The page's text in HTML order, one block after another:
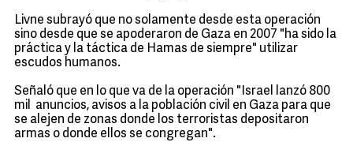
Livne subrayó que no solamente desde esta operación
sino desde que se apoderaron de Gaza en 2007 "ha sido la
práctica y la táctica de Hamas de siempre" utilizar
escudos humanos.
Señaló que en lo que va de la operación "Israel lanzó 800
mil anuncios, avisos a la población civil en Gaza para que
se alejen de zonas donde los terroristas depositaron
armas o donde ellos se congregan".